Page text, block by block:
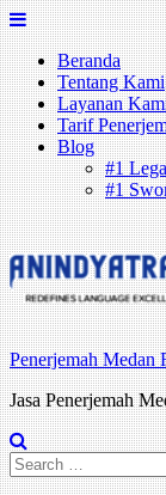
Skip
to
contentBeranda
Tentang Kami
Layanan
Tarif
Blog
#1
#1
Penerjemah Medan
Jasa Penerjemah
Search
for: